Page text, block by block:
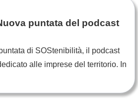
puntata del podcast
di SOStenibilità, il podcast
alle imprese del territorio. In